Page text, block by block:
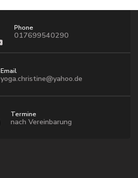
Phone
017699540290
Email
yoga.christine@yahoo.de
Termine
nach Vereinbarung